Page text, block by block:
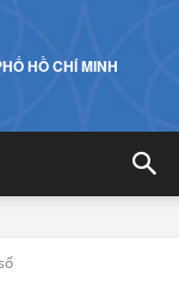
HỒ CHÍ MINH